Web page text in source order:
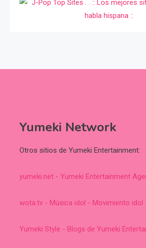
Yumeki Network
Otros sitios de Yumeki Entertainment:
yumeki.net - Yumeki Entertainment
wota.tv - Música idol - Movimiento idol
Yumeki Style - Blogs de Yumeki